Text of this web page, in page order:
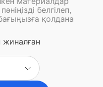
белгілеп,
қолдана